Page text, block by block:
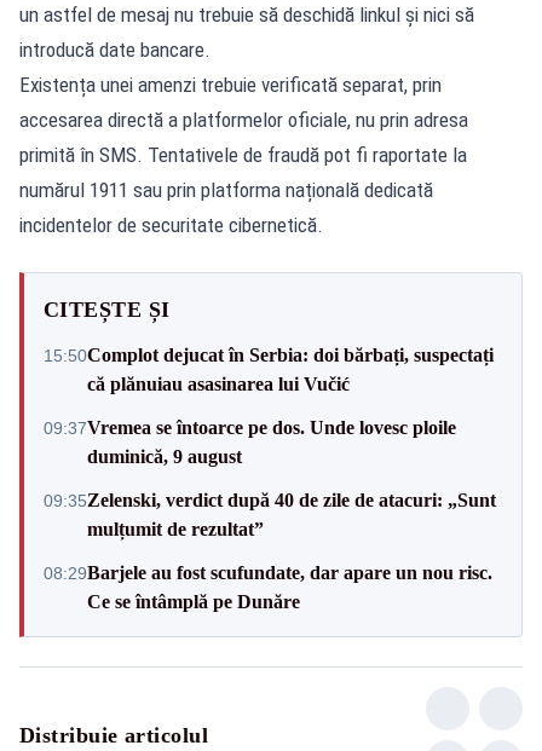
un astfel de mesaj nu trebuie să deschidă linkul și nici să
introducă date bancare.
Existența unei amenzi trebuie verificată separat, prin
accesarea directă a platformelor oficiale, nu prin adresa
primită în SMS. Tentativele de fraudă pot fi raportate la
numărul 1911 sau prin platforma națională dedicată
incidentelor de securitate cibernetică.
CITEȘTE ȘI
15:50Complot dejucat în Serbia: doi bărbați, suspectați
că plănuiau asasinarea lui Vučić
09:37Vremea se întoarce pe dos. Unde lovesc ploile
duminică, 9 august
09:35Zelenski, verdict după 40 de zile de atacuri: „Sunt
mulțumit de rezultat”
08:29Barjele au fost scufundate, dar apare un nou risc.
Ce se întâmplă pe Dunăre
Distribuie articolul